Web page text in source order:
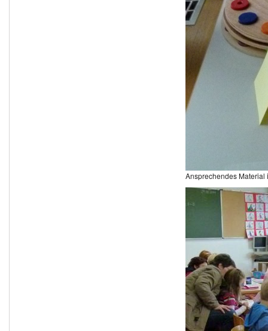
Ansprechendes Material